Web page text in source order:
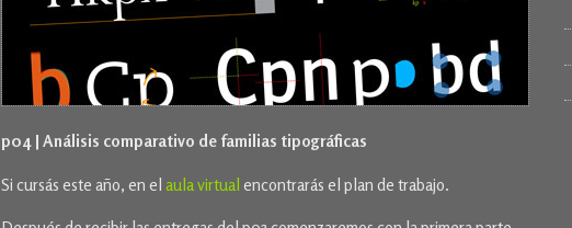
p04 | Análisis comparativo de familias tipográficas
Si cursás este año, en el aula virtual encontrarás el plan de trabajo.